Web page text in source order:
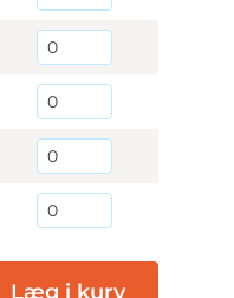
Læg i kurv